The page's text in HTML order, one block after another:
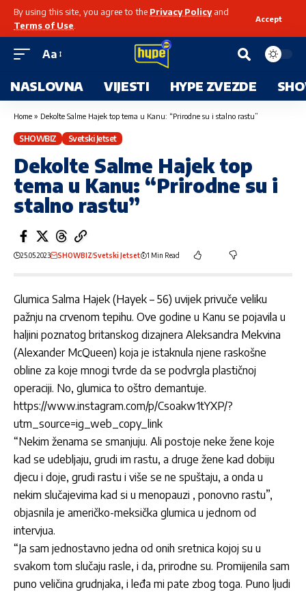
By using this site, you agree to the Privacy Policyand
Terms of Use
Accept
Aa
NASLOVNA VIJESTI HYPE ZVEZDE
Home » Dekolte Salme Hajek top tema u Kanu: “Prirodne su i stalno rastu”
SHOWBIZ Svetski Jetset
Dekolte Salme Hajek top
tema u Kanu: “Prirodne su i
stalno rastu”
25.05.2023 SHOWBIZSvetski Jetset 1 Min Read
Glumica Salma Hajek (Hayek – 56) uvijek privuče veliku
pažnju na crvenom tepihu. Ove godine u Kanu se pojavila u
haljini poznatog britanskog dizajnera Aleksandra Mekvina
(Alexander McQueen) koja je istaknula njene raskošne
obline za koje mnogi tvrde da se podvrgla plastičnoj
operaciji. No, glumica to oštro demantuje.
https://www.instagram.com/p/Csoakw1tYXP/?
utm_source=ig_web_copy_link
“Nekim ženama se smanjuju. Ali postoje neke žene koje
kad se udebljaju, grudi im rastu, a druge žene kad dobiju
djecu i doje, grudi rastu i više se ne spuštaju, a onda u
nekim slučajevima kad si u menopauzi , ponovno rastu”,
objasnila je američko-meksička glumica u jednom od
intervjua.
“Ja sam jednostavno jedna od onih sretnica kojoj su u
svakom tom slučaju rasle, i da, prirodne su. Promijenila sam
puno veličina grudnjaka, i leđa mi pate zbog toga. Puno ljudi